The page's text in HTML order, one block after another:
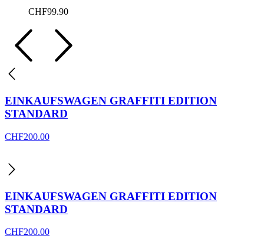
CHF99.90
EINKAUFSWAGEN GRAFFITI EDITION
STANDARD
CHF200.00
EINKAUFSWAGEN GRAFFITI EDITION
STANDARD
CHF200.00